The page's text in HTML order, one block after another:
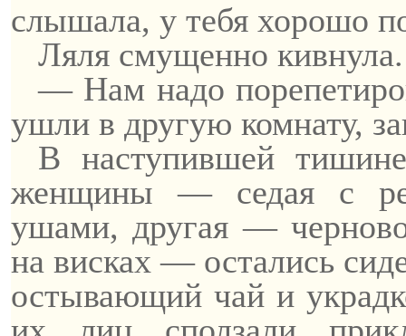
слышала, у тебя хорошо
Ляля смущенно кивнула.
— Нам надо
ушли в другую комнату,
В наступившей
женщины — седая с
ушами, другая —
на висках — остались
остывающий чай и